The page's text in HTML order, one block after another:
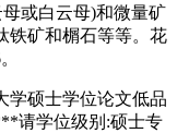
或白云母)和微量矿
铁矿和榍石等等。花
学硕士学位论文低品
请学位级别:硕士专